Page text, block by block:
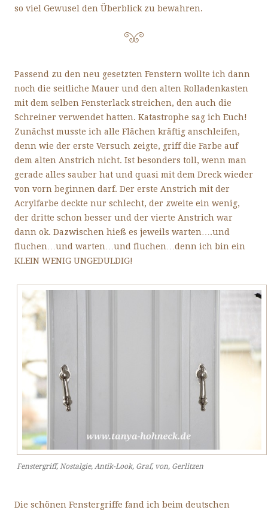
so viel Gewusel den Überblick zu bewahren.
Passend zu den neu gesetzten Fenstern wollte ich dann
noch die seitliche Mauer und den alten Rolladenkasten
mit dem selben Fensterlack streichen, den auch die
Schreiner verwendet hatten. Katastrophe sag ich Euch!
Zunächst musste ich alle Flächen kräftig anschleifen,
denn wie der erste Versuch zeigte, griff die Farbe auf
dem alten Anstrich nicht. Ist besonders toll, wenn man
gerade alles sauber hat und quasi mit dem Dreck wieder
von vorn beginnen darf. Der erste Anstrich mit der
Acrylfarbe deckte nur schlecht, der zweite ein wenig,
der dritte schon besser und der vierte Anstrich war
dann ok. Dazwischen hieß es jeweils warten….und
fluchen…und warten…und fluchen…denn ich bin ein
KLEIN WENIG UNGEDULDIG!
Fenstergriff, Nostalgie, Antik-Look, Graf, von, Gerlitzen
Die schönen Fenstergriffe fand ich beim deutschen